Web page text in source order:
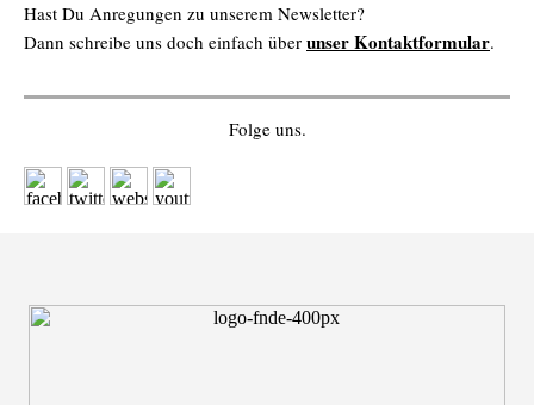
Hast Du Anregungen zu unserem Newsletter?
Dann schreibe uns doch einfach über unser Kontaktformular.
Folge uns.